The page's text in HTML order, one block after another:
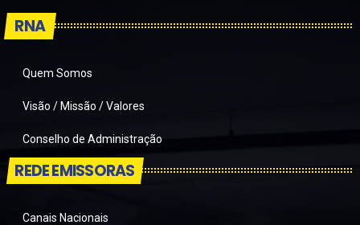
RNA
Quem Somos
Visão / Missão / Valores
Conselho de Administração
REDE EMISSORAS
Canais Nacionais